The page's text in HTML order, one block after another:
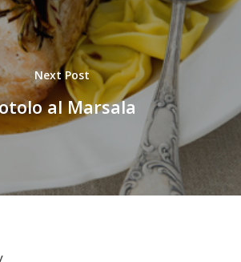
Next Post
al Marsala